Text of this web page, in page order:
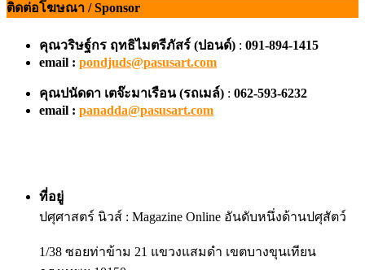
ติดต่อโฆษณา / Sponsor
คุณวริษฐ์กร ฤทธิไมตรีภัสร์ (ปอนด์) : 091-894-1415
email : pondjuds@pasusart.com
คุณปนัดดา เตจ๊ะมาเรือน (รถเมล์) : 062-593-6232
email : panadda@pasusart.com
ที่อยู่
ปศุศาสตร์ นิวส์ : Magazine Online อันดับหนึ่งด้านปศุสัตว์
1/38 ซอยท่าข้าม 21 แขวงแสมดำ เขตบางขุนเทียน